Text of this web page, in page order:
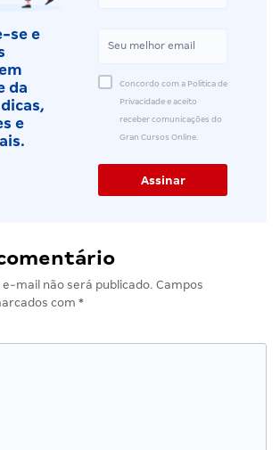
se e
da
e
Concordo com a Política de
Privacidade e aceito
receber comunicações do
Gran Cursos Online.
e-mail não será publicado. Campos
com *